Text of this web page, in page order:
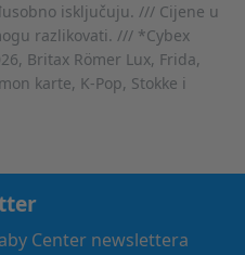
isključuju. /// Cijene u
razlikovati. /// *Cybex
Britax Römer Lux, Frida,
karte, K-Pop, Stokke i
Center newslettera